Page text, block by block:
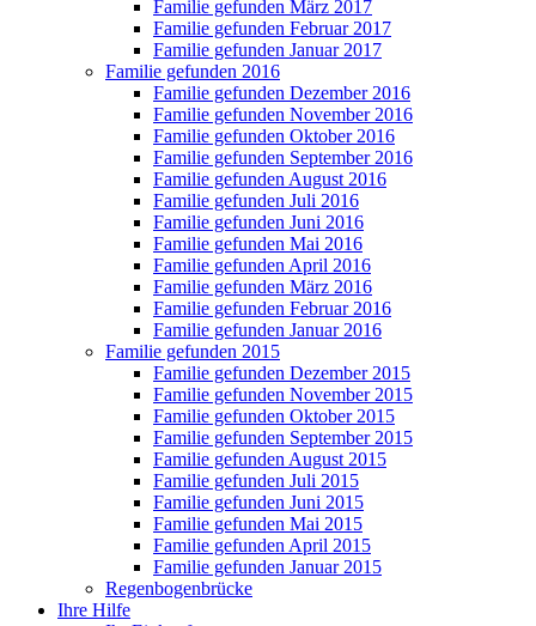
Familie gefunden März 2017
Familie gefunden Februar 2017
Familie gefunden Januar 2017
Familie gefunden 2016
Familie gefunden Dezember 2016
Familie gefunden November 2016
Familie gefunden Oktober 2016
Familie gefunden September 2016
Familie gefunden August 2016
Familie gefunden Juli 2016
Familie gefunden Juni 2016
Familie gefunden Mai 2016
Familie gefunden April 2016
Familie gefunden März 2016
Familie gefunden Februar 2016
Familie gefunden Januar 2016
Familie gefunden 2015
Familie gefunden Dezember 2015
Familie gefunden November 2015
Familie gefunden Oktober 2015
Familie gefunden September 2015
Familie gefunden August 2015
Familie gefunden Juli 2015
Familie gefunden Juni 2015
Familie gefunden Mai 2015
Familie gefunden April 2015
Familie gefunden Januar 2015
Regenbogenbrücke
Ihre Hilfe